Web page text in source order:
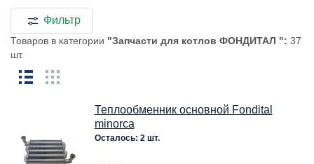
Фильтр
Товаров в категории "Запчасти для котлов ФОНДИТАЛ ": 37
шт.
Теплообменник основной Fondital
minorca
Осталось: 2 шт.